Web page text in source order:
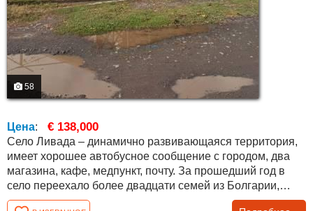
58
Цена: € 138,000
Село Ливада – динамично развивающаяся территория,
имеет хорошее автобусное сообщение с городом, два
магазина, кафе, медпункт, почту. За прошедший год в
село переехало более двадцати семей из Болгарии,
Германии, Великобритании, Бельгии, Израиля и других